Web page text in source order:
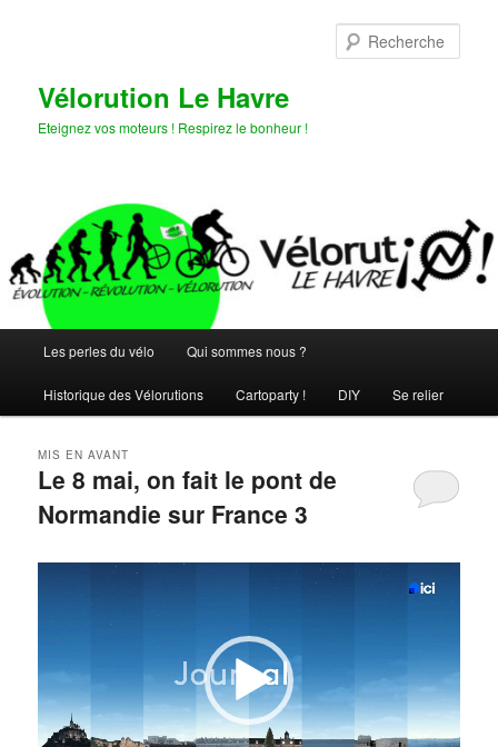
Vélorution Le Havre
Eteignez vos moteurs ! Respirez le bonheur !
principal
Les perles du vélo Qui sommes nous ?
Historique des Vélorutions Cartoparty ! DIY Se relier
Le 8 mai, on fait le pont de
Normandie sur France 3
MIS EN AVANT